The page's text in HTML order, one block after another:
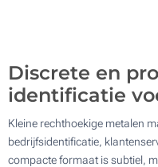
Discrete en
identificatie
Kleine rechthoekige metalen
bedrijfsidentificatie,
compacte formaat is subtiel,